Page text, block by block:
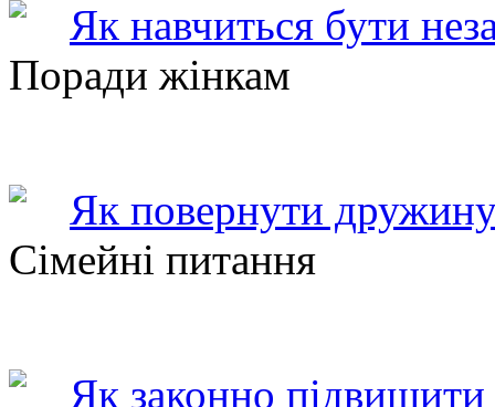
Як навчиться бути
Поради жінкам
Як повернути
Сімейні питання
Як законно підвищити